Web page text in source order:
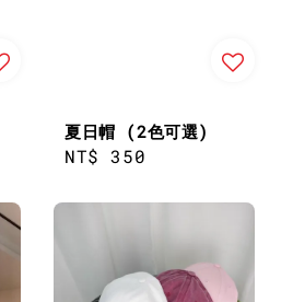
夏日帽 (2色可選)
Regular
NT$ 350